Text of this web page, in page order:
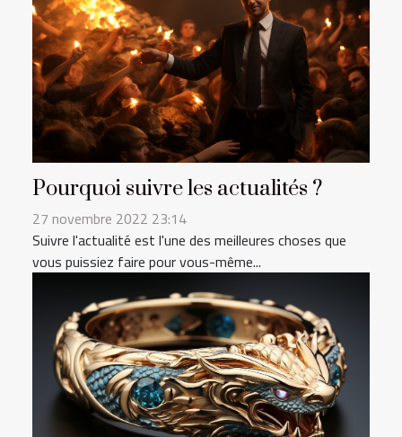
Pourquoi suivre les actualités ?
27 novembre 2022 23:14
Suivre l'actualité est l'une des meilleures choses que
vous puissiez faire pour vous-même...